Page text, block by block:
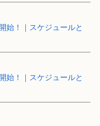
始！｜スケジュールと
始！｜スケジュールと